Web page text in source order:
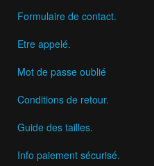
Formulaire de contact.
Etre appelé.
Mot de passe oublié
Conditions de retour.
Guide des tailles.
Info paiement sécurisé.